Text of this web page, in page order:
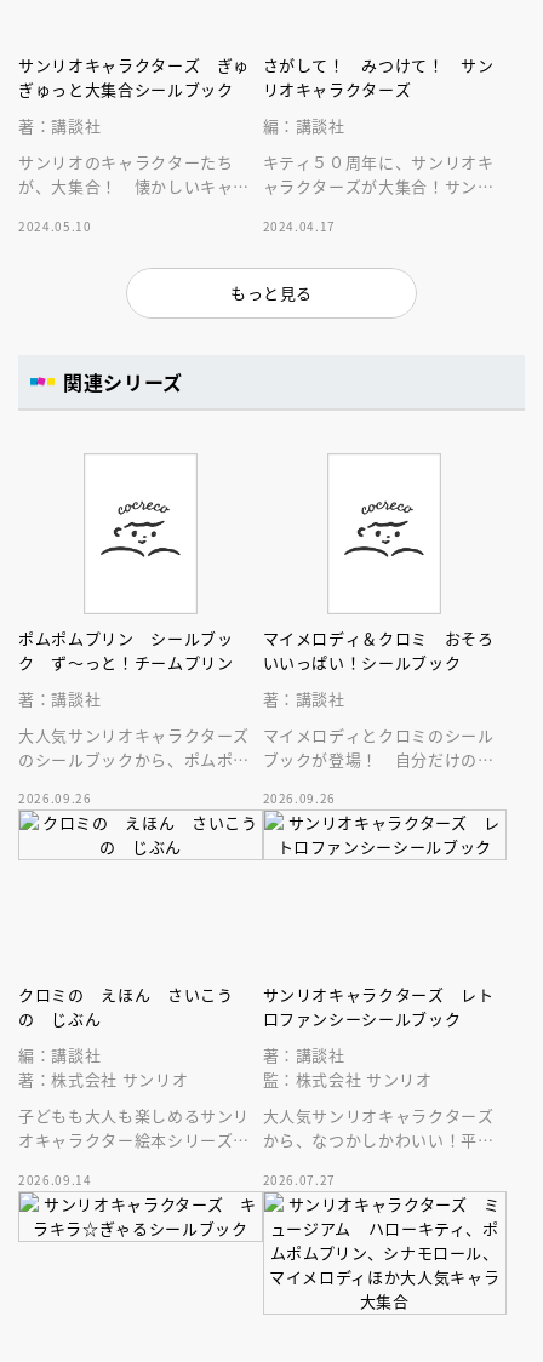
サンリオキャラクターズ ぎゅ
ぎゅっと大集合シールブック
著：講談社
サンリオのキャラクターたち
が、大集合！ 懐かしいキャラ
ブックだよ！
2024.05.10
さがして！ みつけて！ サン
リオキャラクターズ
編：講談社
キティ５０周年に、サンリオキ
ャラクターズが大集合！サンリ
れているものをみつけて遊ぶ絵
2024.04.17
もっと見る
関連シリーズ
ポムポムプリン シールブッ
ク ず～っと！チームプリン
著：講談社
大人気サンリオキャラクターズ
のシールブックから、ポムポム
したシールブックが登場！
2026.09.26
マイメロディ＆クロミ おそろ
いいっぱい！シールブック
著：講談社
マイメロディとクロミのシール
ブックが登場！ 自分だけのお
に貼れる大き目シールがあるの
も嬉しい♪
2026.09.26
クロミの えほん さいこう
の じぶん
編：講談社
著：株式会社 サンリオ
子どもも大人も楽しめるサンリ
オキャラクター絵本シリーズに
一緒に「なりたい自分」になっ
ちゃおう♪
2026.09.14
サンリオキャラクターズ レト
ロファンシーシールブック
著：講談社
監：株式会社 サンリオ
大人気サンリオキャラクターズ
から、なつかしかわいい！平成
シールはたっぷり４４５枚入り
2026.07.27